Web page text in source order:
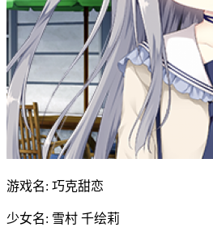
游戏名: 巧克甜恋
少女名: 雪村 千绘莉